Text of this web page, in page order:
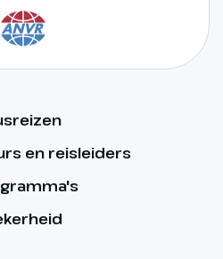
en reisleiders